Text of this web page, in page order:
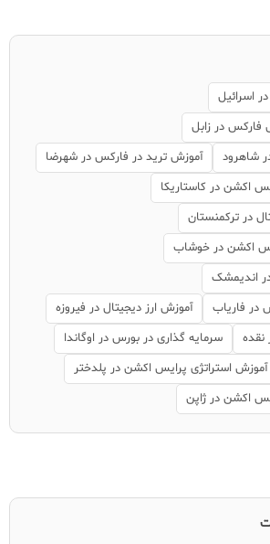
اسرائیل
فارکس در زابل
شاهرود
آموزش ترید در فارکس در شهرضا
اکشن در کاستاریکا
در ترکمنستان
اکشن در خوشاب
در اندیمشک
در فاریاب
آموزش ارز دیجیتال در فیروزه
سرمایه گذاری در بورس در اوگاندا
آموزش استراتژی پرایس اکشن در پلدختر
اکشن در ژاپن